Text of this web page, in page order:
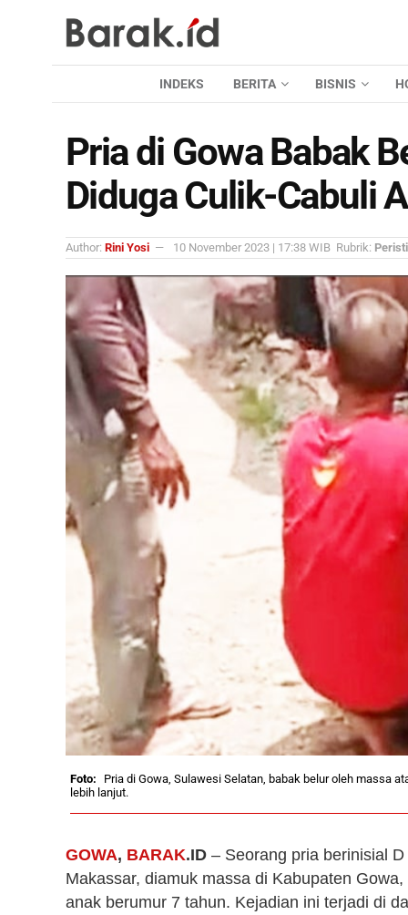
INDEKS BERITA BISNIS
Pria di Gowa Babak
Diduga Culik-Cabuli
Author: Rini Yosi 10 November 2023 | 17:38 WIB Rubrik:
Pria di Gowa, Sulawesi Selatan, babak belur oleh massa
lebih lanjut.
GOWA, BARAK.ID – Seorang pria berinisial
Makassar, diamuk massa di Kabupaten
anak berumur 7 tahun. Kejadian ini terjadi di